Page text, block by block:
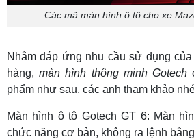
Các mã màn hình ô tô cho xe
Nhằm đáp ứng nhu cầu sử dụng
hàng,màn hình thông minh Gotech
phẩm như sau, các anh tham khảo
Màn hình ô tô Gotech GT 6: Màn
chức năng cơ bản, không ra lệnh